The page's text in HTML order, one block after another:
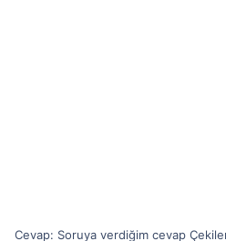
Cevap: Soruya verdiğim cevap